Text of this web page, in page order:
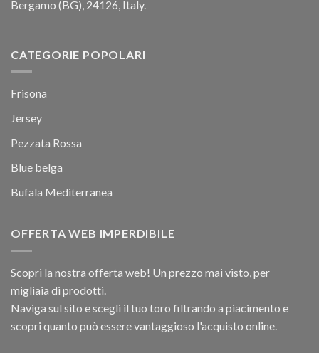
Bergamo (BG), 24126, Italy.
CATEGORIE POPOLARI
Frisona
Jersey
Pezzata Rossa
Blue belga
Bufala Mediterranea
OFFERTA WEB IMPERDIBILE
Scopri la nostra offerta web! Un prezzo mai visto, per
migliaia di prodotti.
Naviga sul sito e scegli il tuo toro filtrando a piacimento e
scopri quanto può essere vantaggioso l'acquisto online.